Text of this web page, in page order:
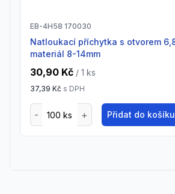
EB-4H58 170030
natloukací příchytka s otvorem 6,8mm pro závěs,
materiál 8-14mm
30,90 Kč / 1 ks
37,39 Kč s DPH
Přidat do košíku